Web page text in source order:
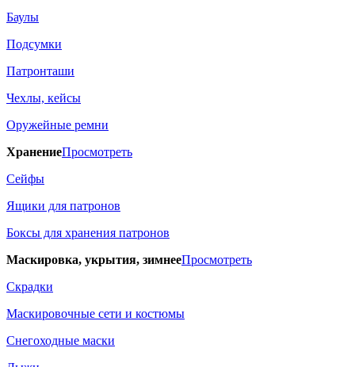
Баулы
Подсумки
Патронташи
Чехлы, кейсы
Оружейные ремни
ХранениеПросмотреть
Сейфы
Ящики для патронов
Боксы для хранения патронов
Маскировка, укрытия, зимнееПросмотреть
Скрадки
Маскировочные сети и костюмы
Снегоходные маски